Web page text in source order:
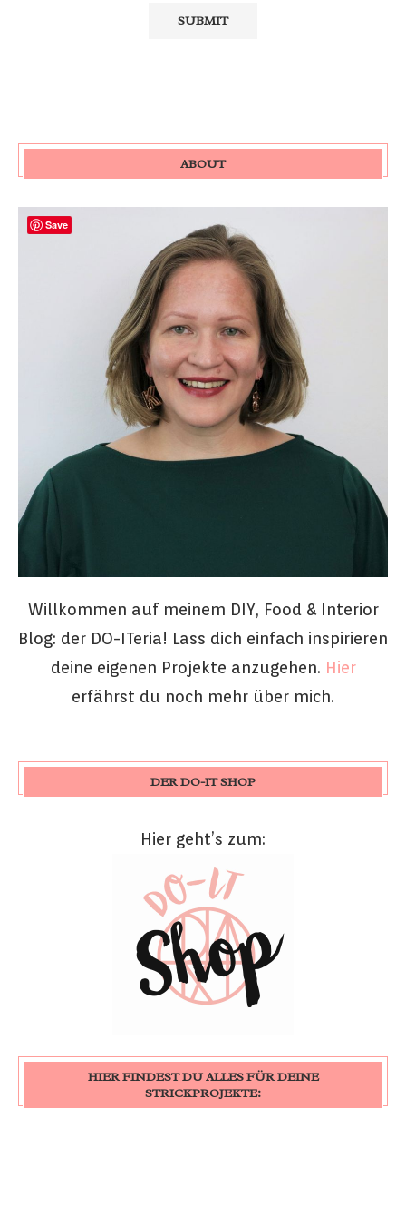
ABOUT
Willkommen auf meinem DIY, Food & Interior
Blog: der DO-ITeria! Lass dich einfach inspirieren
deine eigenen Projekte anzugehen. Hier
erfährst du noch mehr über mich.
DER DO-IT SHOP
Hier geht’s zum:
HIER FINDEST DU ALLES FÜR DEINE
STRICKPROJEKTE:
Save